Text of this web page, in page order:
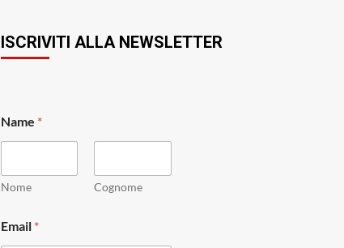
ISCRIVITI ALLA NEWSLETTER
Name *
Nome Cognome
m
a
Email *